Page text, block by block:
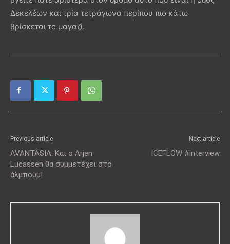
Δεκελέων και τρία τετράγωνα περίπου πιο κάτω
βρίσκεται το μαγαζί.
Previous article
AVANTASIA: Και ο Arjen
Lucassen θα συμμετέχει στο
άλμπουμ!
Next article
ICEFLOW #interview